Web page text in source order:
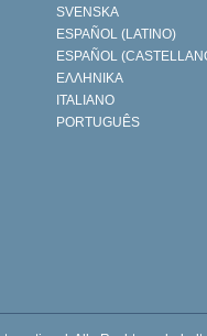
SVENSKA
ESPAÑOL (LATINO)
ESPAÑOL
ΕΛΛΗΝΙΚA
ITALIANO
PORTUGUÊS